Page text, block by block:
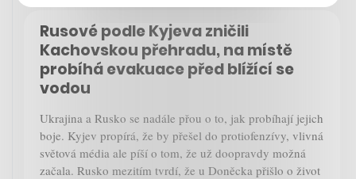
Rusové podle Kyjeva zničili
Kachovskou přehradu, na místě
probíhá evakuace před blížící se
vodou
Ukrajina a Rusko se nadále přou o to, jak probíhají jejich
boje. Kyjev propírá, že by přešel do protiofenzívy, vlivná
světová média ale píší o tom, že už doopravdy možná
začala. Rusko mezitím tvrdí, že u Doněcka přišlo o život